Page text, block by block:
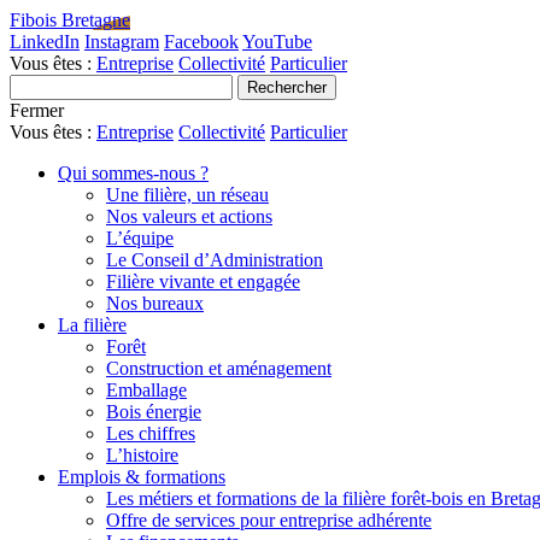
Fibois Bretagne
LinkedIn Instagram FacebookYouTube
Vous êtes : Entreprise Collectivité Particulier
Fermer
Vous êtes : Entreprise Collectivité Particulier
Qui sommes-nous ?
Une filière, un réseau
Nos valeurs et actions
L’équipe
Le Conseil d’Administration
Filière vivante et engagée
Nos bureaux
La filière
Forêt
Construction et aménagement
Emballage
Bois énergie
Les chiffres
L’histoire
Emplois & formations
Les métiers et formations de la filière forêt-bois en
Offre de services pour entreprise adhérente